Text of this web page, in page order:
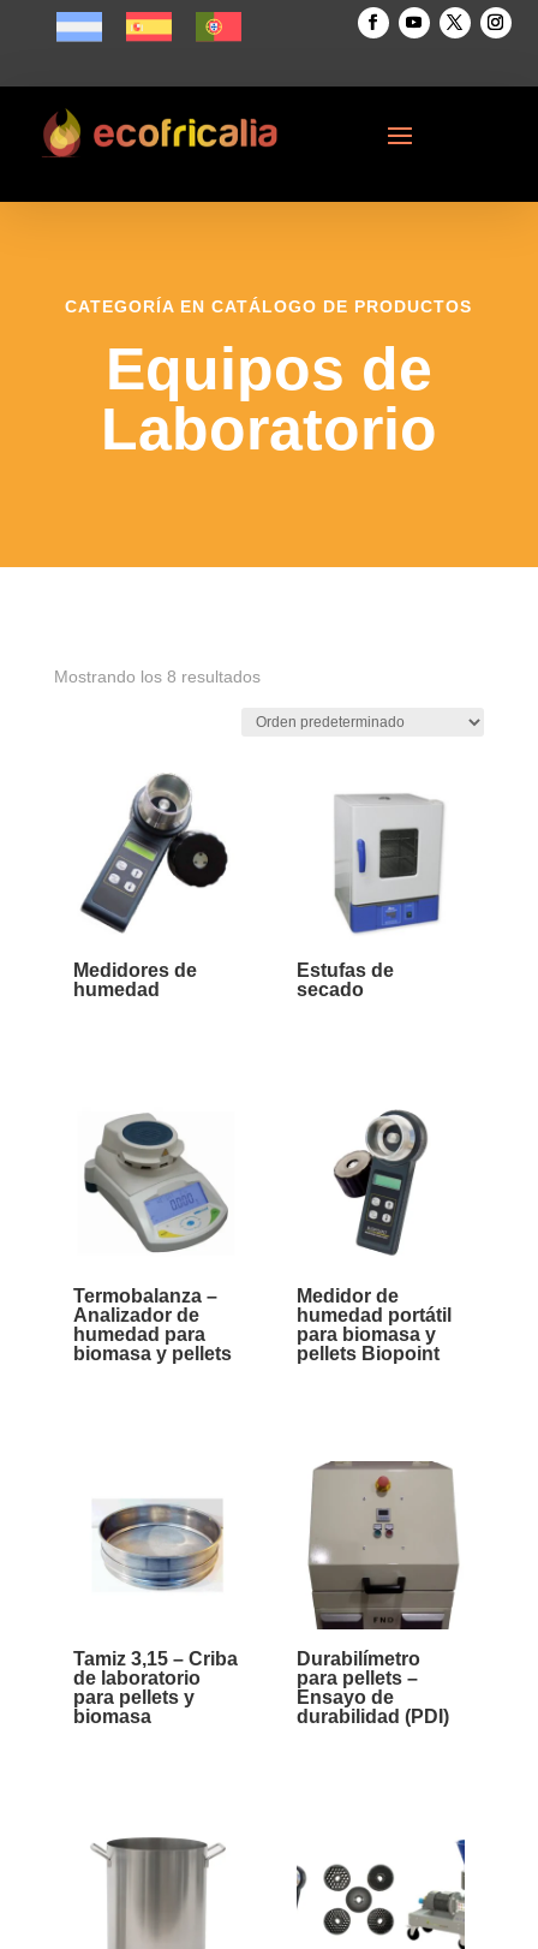
CATEGORÍA EN CATÁLOGO DE PRODUCTOS
Equipos de
Laboratorio
Mostrando los 8 resultados
Medidores de
humedad
Estufas de
secado
Termobalanza –
Analizador de
humedad para
biomasa y pellets
Medidor de
humedad portátil
para biomasa y
pellets Biopoint
Tamiz 3,15 – Criba
de laboratorio
para pellets y
biomasa
Durabilímetro
para pellets –
Ensayo de
durabilidad (PDI)